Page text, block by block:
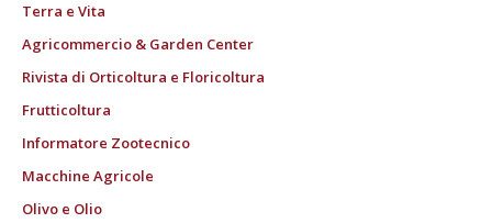
Terra e Vita
Agricommercio & Garden Center
Rivista di Orticoltura e Floricoltura
Frutticoltura
Informatore Zootecnico
Macchine Agricole
Olivo e Olio